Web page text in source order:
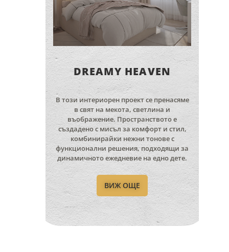
DREAMY HEAVEN
В този интериорен проект се пренасяме
в свят на мекота, светлина и
въображение. Пространството е
създадено с мисъл за комфорт и стил,
комбинирайки нежни тонове с
функционални решения, подходящи за
динамичното ежедневие на едно дете.
ВИЖ ОЩЕ